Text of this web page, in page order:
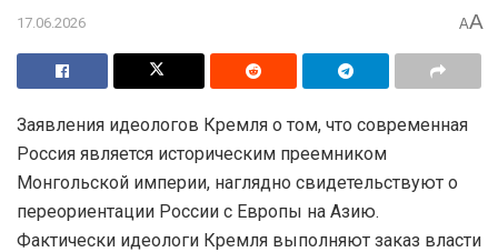
17.06.2026 AA
Заявления идеологов Кремля о том, что современная
Россия является историческим преемником
Монгольской империи, наглядно свидетельствуют о
переориентации России с Европы на Азию.
Фактически идеологи Кремля выполняют заказ власти